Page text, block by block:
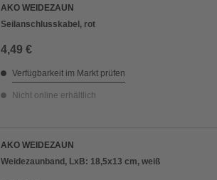
AKO WEIDEZAUN
Seilanschlusskabel, rot
4,49 €
Verfügbarkeit im Markt prüfen
Nicht online erhältlich
AKO WEIDEZAUN
Weidezaunband, LxB: 18,5x13 cm, weiß